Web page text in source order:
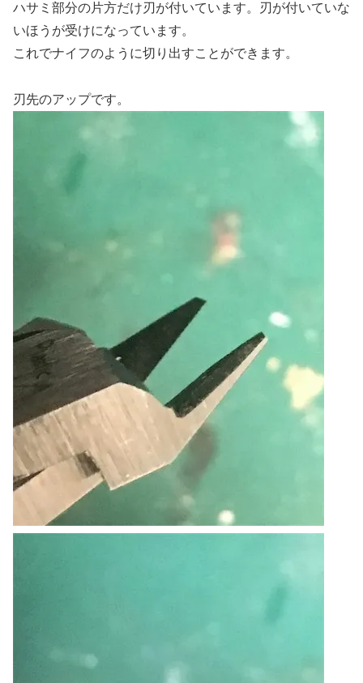
ハサミ部分の片方だけ刃が付いています。刃が付いていな
いほうが受けになっています。
これでナイフのように切り出すことができます。
刃先のアップです。